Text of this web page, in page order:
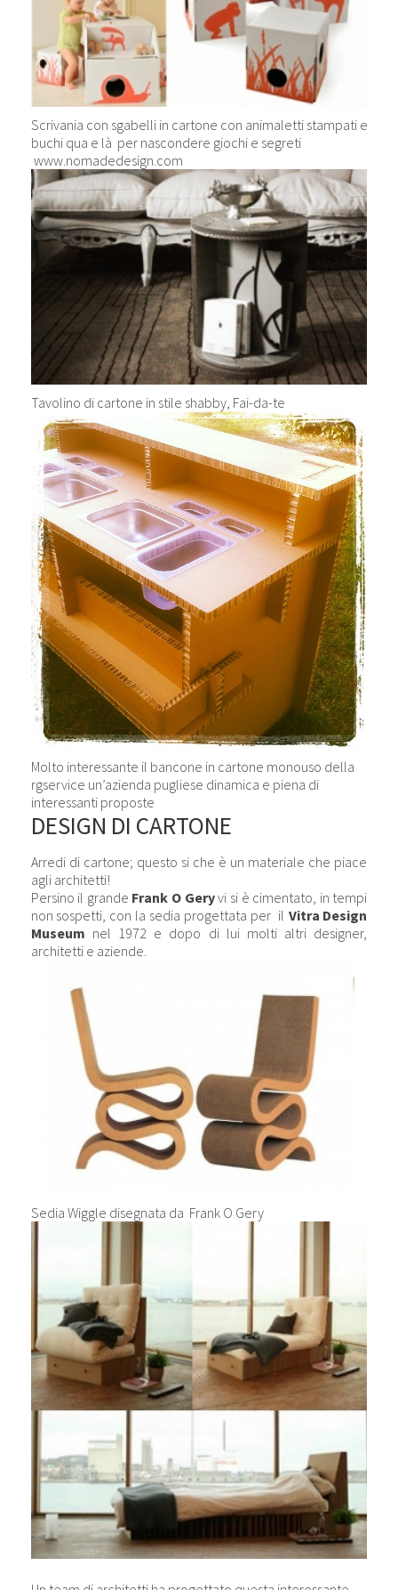
Scrivania con sgabelli in cartone con animaletti stampati e
buchi qua e là per nascondere giochi e segreti
www.nomadedesign.com
Tavolino di cartone in stile shabby, Fai-da-te
Molto interessante il bancone in cartone monouso della
rgservice un’azienda pugliese dinamica e piena di
interessanti proposte
DESIGN DI CARTONE
Arredi di cartone; questo si che è un materiale che piace
agli architetti!
Persino il grande Frank O Geryvi si è cimentato, in tempi
non sospetti, con la sedia progettata per il Vitra Design
Museum nel 1972 e dopo di lui molti altri designer,
architetti e aziende.
Sedia Wiggle disegnata da Frank O Gery